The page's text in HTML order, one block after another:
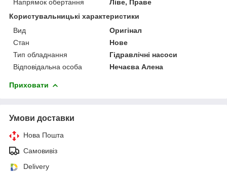
Напрямок обертання
Ліве, Праве
Користувальницькі характеристики
Вид
Оригінал
Стан
Нове
Тип обладнання
Гідравлічні насоси
Відповідальна особа
Нечаєва Алена
Приховати
Умови доставки
Нова Пошта
Самовивіз
Delivery